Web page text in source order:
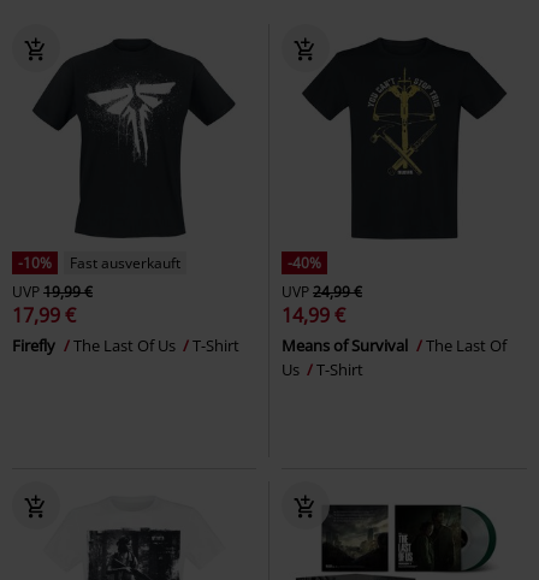
-10%
Fast ausverkauft
UVP19,99 €
17,99 €
Firefly The Last Of Us T-Shirt
-40%
UVP24,99 €
14,99 €
Means of Survival
The Last Of
Us
T-Shirt